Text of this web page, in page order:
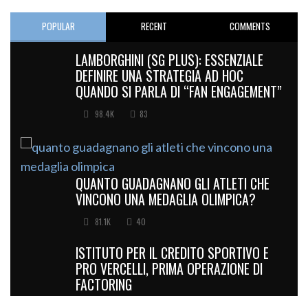
POPULAR RECENT COMMENTS
LAMBORGHINI (SG PLUS): ESSENZIALE
DEFINIRE UNA STRATEGIA AD HOC
QUANDO SI PARLA DI “FAN ENGAGEMENT”
98.4K 83
QUANTO GUADAGNANO GLI ATLETI CHE
VINCONO UNA MEDAGLIA OLIMPICA?
81.1K 40
ISTITUTO PER IL CREDITO SPORTIVO E
PRO VERCELLI, PRIMA OPERAZIONE DI
FACTORING